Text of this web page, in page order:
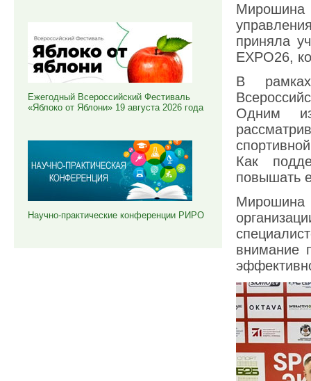
Ежегодный Всероссийский Фестиваль
«Яблоко от Яблони» 19 августа 2026 года
Научно-практические конференции РИРО
приняла
EXPO26,
В
Одним из
Как
повышать
внимание